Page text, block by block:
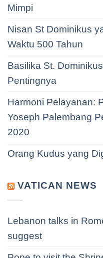
Mimpi
Nisan St Dominikus
Waktu 500 Tahun
Basilika St.
Pentingnya
Harmoni Pelayanan:
Yoseph Palembang
2020
Orang Kudus yang
VATICAN NEWS
Lebanon talks in
suggest